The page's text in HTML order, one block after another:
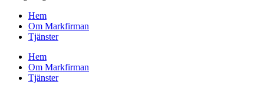
Hem
Om Markfirman
Tjänster
Hem
Om Markfirman
Tjänster